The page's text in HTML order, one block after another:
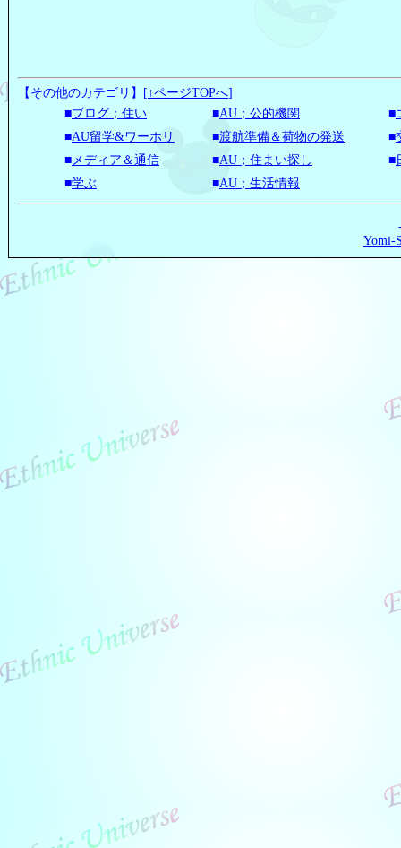
【その他のカテゴリ】 [ ↑ページTOPへ]
■ブログ；住い ■AU；公的機関 ■
■AU留学&ワーホリ ■渡航準備＆荷物の発送 ■
■メディア＆通信 ■AU；住まい探し ■
■学ぶ ■AU；生活情報
Yomi-